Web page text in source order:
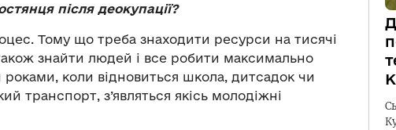
після деокупації?
Тому що треба знаходити ресурси на тисячі
знайти людей і все робити максимально
коли відновиться школа, дитсадок чи
транспорт, з’являться якісь молодіжні